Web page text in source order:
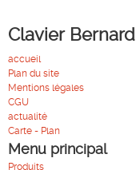
Clavier Bernard
accueil
Plan du site
Mentions légales
CGU
actualité
Carte - Plan
Menu principal
Produits